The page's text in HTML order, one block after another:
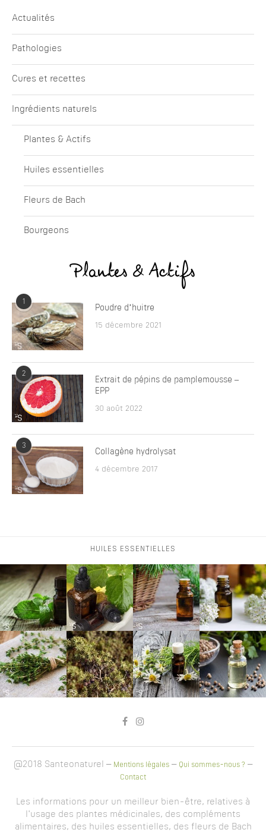
Actualités
Pathologies
Cures et recettes
Ingrédients naturels
Plantes & Actifs
Huiles essentielles
Fleurs de Bach
Bourgeons
Plantes & Actifs
Poudre d’huitre
15 décembre 2021
2
Extrait de pépins de pamplemousse –
EPP
30 août 2022
3
Collagène hydrolysat
4 décembre 2017
HUILES ESSENTIELLES
@2018 Santeonaturel – Mentions légales – Qui sommes-nous ? –
Contact
Les informations pour un meilleur bien-être, relatives à
l'usage des plantes médicinales, des compléments
alimentaires, des huiles essentielles, des fleurs de Bach